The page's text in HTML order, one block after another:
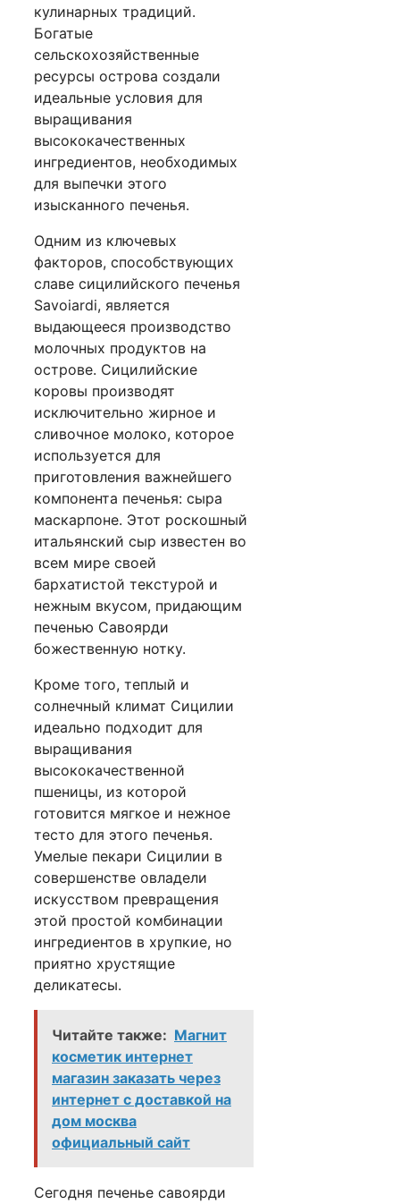
кулинарных традиций.
Богатые
сельскохозяйственные
ресурсы острова создали
идеальные условия для
выращивания
высококачественных
ингредиентов, необходимых
для выпечки этого
изысканного печенья.
Одним из ключевых
факторов, способствующих
славе сицилийского печенья
Savoiardi, является
выдающееся производство
молочных продуктов на
острове. Сицилийские
коровы производят
исключительно жирное и
сливочное молоко, которое
используется для
приготовления важнейшего
компонента печенья: сыра
маскарпоне. Этот роскошный
итальянский сыр известен во
всем мире своей
бархатистой текстурой и
нежным вкусом, придающим
печенью Савоярди
божественную нотку.
Кроме того, теплый и
солнечный климат Сицилии
идеально подходит для
выращивания
высококачественной
пшеницы, из которой
готовится мягкое и нежное
тесто для этого печенья.
Умелые пекари Сицилии в
совершенстве овладели
искусством превращения
этой простой комбинации
ингредиентов в хрупкие, но
приятно хрустящие
деликатесы.
Читайте также: Магнит
косметик интернет
магазин заказать через
интернет с доставкой на
дом москва
официальный сайт
Сегодня печенье савоярди